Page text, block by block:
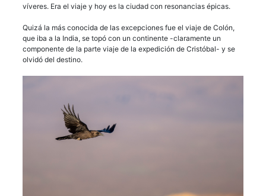
víveres. Era el viaje y hoy es la ciudad con resonancias épicas.
Quizá la más conocida de las excepciones fue el viaje de Colón,
que iba a la India, se topó con un continente -claramente un
componente de la parte viaje de la expedición de Cristóbal- y se
olvidó del destino.